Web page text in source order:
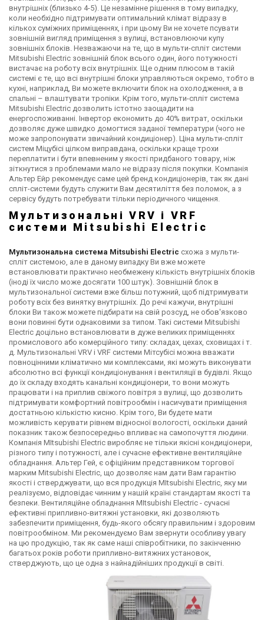
внутрішніх (близько 4-5). Це незамінне рішення в тому випадку,
коли необхідно підтримувати оптимальний клімат відразу в
кількох суміжних приміщеннях, і при цьому Ви не хочете псувати
зовнішній вигляд приміщення з вулиці, встановлюючи купу
зовнішніх блоків. Незважаючи на те, що в мульти-спліт системи
Mitsubishi Electric зовнішній блок всього один, його потужності
вистачає на роботу всіх внутрішніх. Ще одним плюсом в такій
системі є те, що всі внутрішні блоки управляються окремо, тобто в
кухні, наприклад, Ви можете включити блок на охолодження, а в
спальні – влаштувати тропіки. Крім того, мульти-спліт система
Mitsubishi Electric дозволить істотно заощадити на
енергоспоживанні. Інвертор економить до 40% витрат, оскільки
дозволяє дуже швидко домогтися заданої температури (чого не
може запропонувати звичайний кондиціонер). Ціна мульти-спліт
систем Міцубісі цілком виправдана, оскільки краще трохи
переплатити і бути впевненим у якості придбаного товару, ніж
зіткнутися з проблемами мало не відразу після покупки. Компанія
Альтер Ейр рекомендує саме цей бренд кондиціонерів, так як дані
спліт-системи будуть служити Вам десятиліття без поломок, а з
сервісу будуть потребувати тільки періодичного чищення.
Мультизональні VRV і VRF
системи Mitsubishi Electric
Мультизональна система Mitsubishi Electric схожа з мульти-
спліт системою, але в даному випадку Ви вже можете
встановлювати практично необмежену кількість внутрішніх блоків
(іноді їх число може досягати 100 штук). Зовнішній блок в
мультизональної системи вже більш потужний, щоб підтримувати
роботу всіх без винятку внутрішніх. До речі кажучи, внутрішні
блоки Ви також можете підбирати на свій розсуд, не обов'язково
вони повинні бути однаковими за типом. Такі системи Mitsubishi
Electric доцільно встановлювати в дуже великих приміщеннях
промислового або комерційного типу: складах, цехах, сховищах і т.
д. Мультизональні VRV і VRF системи Мітсубісі можна вважати
повноцінними кліматично ми комплексами, які можуть виконувати
абсолютно всі функції кондиціонування і вентиляції в будівлі. Якщо
до їх складу входять канальні кондиціонери, то вони можуть
працювати і на приплив свіжого повітря з вулиці, що дозволить
підтримувати комфортний повітрообмін і насичувати приміщення
достатньою кількістю кисню. Крім того, Ви будете мати
можливість керувати рівнем відносної вологості, оскільки даний
показник також безпосередньо впливає на самопочуття людини.
Компанія MItsubishi Electric виробляє не тільки якісні кондиціонери,
різного типу і потужності, але і сучасне ефективне вентиляційне
обладнання. Альтер Гей, є офіційним представником торгової
марким Mitsubishi Electric, що дозволяє нам дати Вам гарантію
якості і стверджувати, що вся продукція MItsubishi Electric, яку ми
реалізуємо, відповідає чинним у нашій країні стандартам якості та
безпеки. Вентиляційне обладнання MItsubishi Electric - сучасні
ефективні припливно-витяжні установки, які дозволяють
забезпечити приміщення, будь-якого обсягу правильним і здоровим
повітрообміном. Ми рекомендуємо Вам звернути особливу увагу
на цю продукцію, так як саме наші співробітники, по закінченню
багатьох років роботи припливно-витяжних установок,
стверджують, що це одна з найнадійніших продукції в світі.